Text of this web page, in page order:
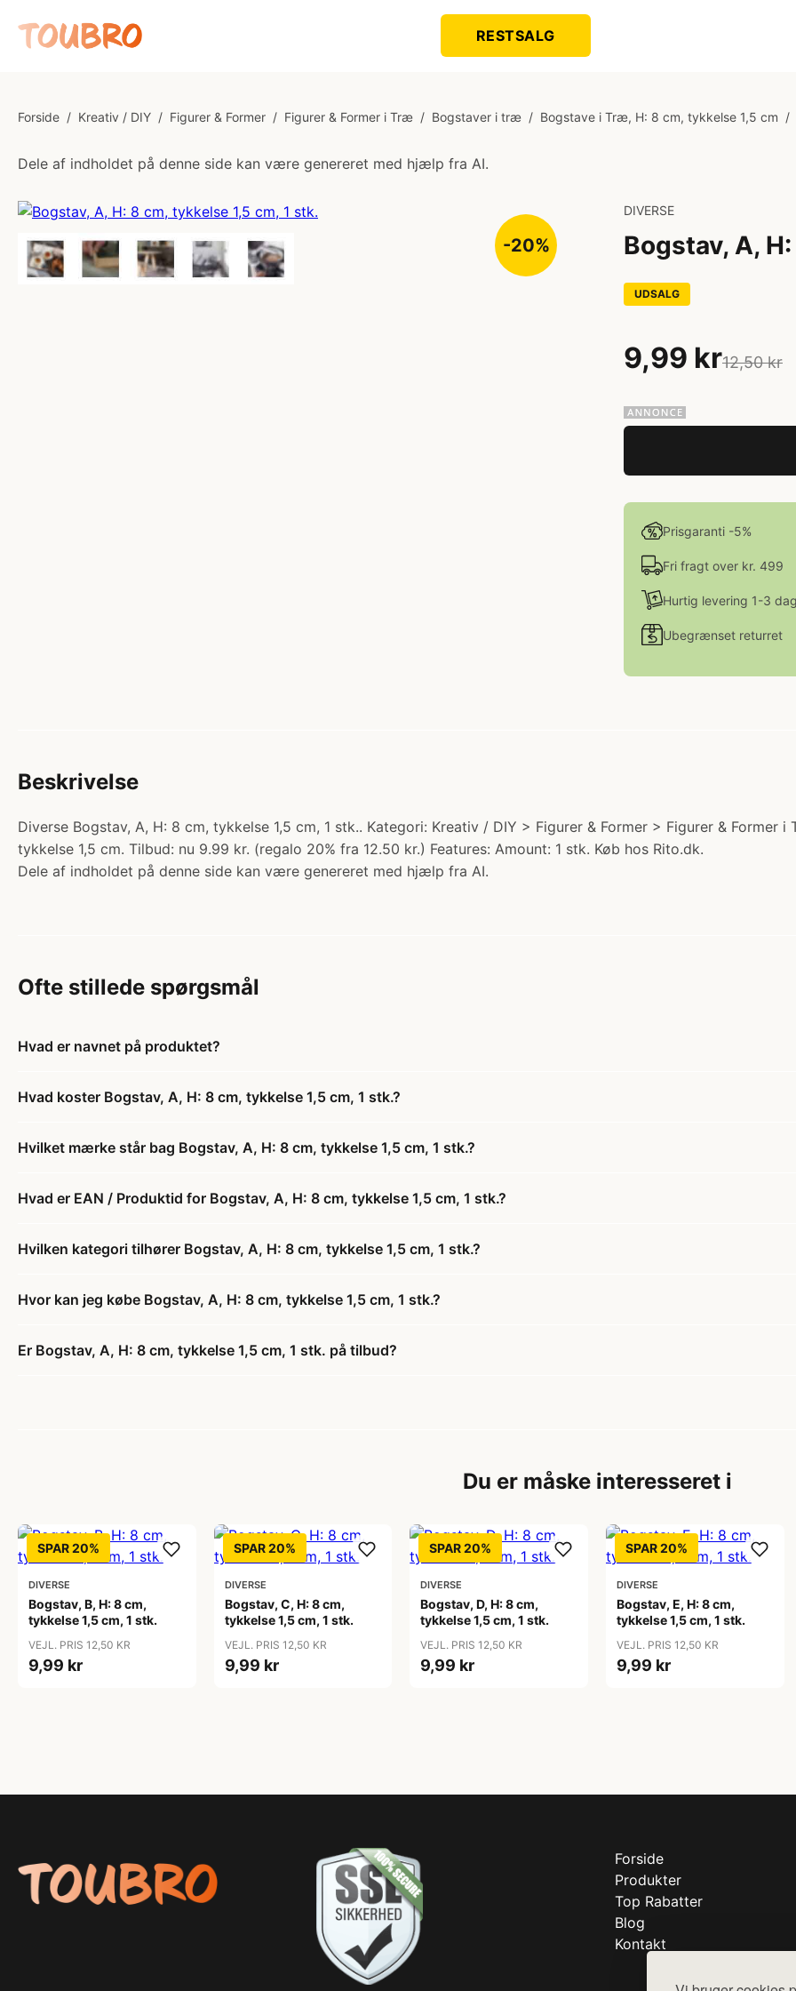
RESTSALG
Forside / Kreativ / DIY / Figurer & Former / Figurer & Former i Træ / Bogstaver i træ / Bogstave i Træ, H: 8 cm, tykkelse 1,5 cm /
Dele af indholdet på denne side kan være genereret med hjælp fra AI.
-20%
DIVERSE
Bogstav, A,
UDSALG
9,99 kr12,50 kr
Prisgaranti -5%
Fri fragt over kr. 499
Hurtig levering 1-3
Ubegrænset returret
Beskrivelse
Diverse Bogstav, A, H: 8 cm, tykkelse 1,5 cm, 1 stk.. Kategori: Kreativ / DIY > Figurer & Former > Figurer &
tykkelse 1,5 cm. Tilbud: nu 9.99 kr. (regalo 20% fra 12.50 kr.) Features: Amount: 1 stk. Køb hos Rito.dk.
Dele af indholdet på denne side kan være genereret med hjælp fra AI.
Ofte stillede spørgsmål
Hvad er navnet på produktet?
Hvad koster Bogstav, A, H: 8 cm, tykkelse 1,5 cm, 1 stk.?
Hvilket mærke står bag Bogstav, A, H: 8 cm, tykkelse 1,5 cm, 1 stk.?
Hvad er EAN / Produktid for Bogstav, A, H: 8 cm, tykkelse 1,5 cm, 1 stk.?
Hvilken kategori tilhører Bogstav, A, H: 8 cm, tykkelse 1,5 cm, 1 stk.?
Hvor kan jeg købe Bogstav, A, H: 8 cm, tykkelse 1,5 cm, 1 stk.?
Er Bogstav, A, H: 8 cm, tykkelse 1,5 cm, 1 stk. på tilbud?
Du er måske interesseret i
SPAR 20%
DIVERSE
Bogstav, B, H: 8 cm,
tykkelse 1,5 cm, 1 stk.
VEJL. PRIS 12,50 KR
9,99 kr
SPAR 20%
DIVERSE
Bogstav, C, H: 8 cm,
tykkelse 1,5 cm, 1 stk.
VEJL. PRIS 12,50 KR
9,99 kr
SPAR 20%
DIVERSE
Bogstav, D, H: 8 cm,
tykkelse 1,5 cm, 1 stk.
VEJL. PRIS 12,50 KR
9,99 kr
SPAR 20%
DIVERSE
Bogstav, E, H: 8 cm,
tykkelse 1,5 cm, 1 stk.
VEJL. PRIS 12,50 KR
9,99 kr
Forside
Produkter
Top Rabatter
Blog
Kontakt